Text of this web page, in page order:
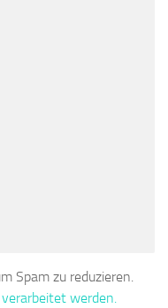
Spam zu reduzieren.
werden.